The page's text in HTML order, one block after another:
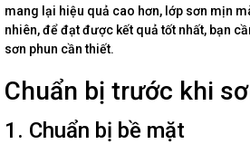
mang lại hiệu quả cao hơn, lớp sơn mịn
nhiên, để đạt được kết quả tốt nhất, bạn
sơn phun cần thiết.
Chuẩn bị trước khi
1. Chuẩn bị bề mặt